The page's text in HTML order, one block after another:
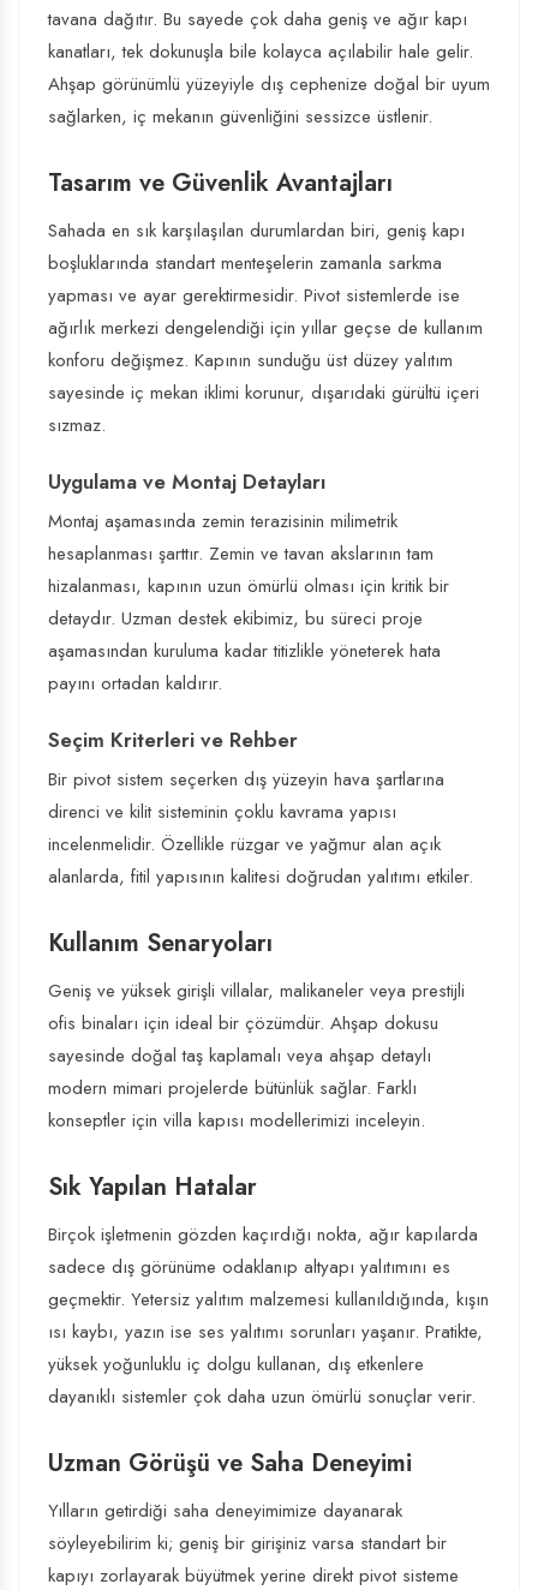
tavana dağıtır. Bu sayede çok daha geniş ve ağır kapı
kanatları, tek dokunuşla bile kolayca açılabilir hale gelir.
Ahşap görünümlü yüzeyiyle dış cephenize doğal bir uyum
sağlarken, iç mekanın güvenliğini sessizce üstlenir.
Tasarım ve Güvenlik Avantajları
Sahada en sık karşılaşılan durumlardan biri, geniş kapı
boşluklarında standart menteşelerin zamanla sarkma
yapması ve ayar gerektirmesidir. Pivot sistemlerde ise
ağırlık merkezi dengelendiği için yıllar geçse de kullanım
konforu değişmez. Kapının sunduğu üst düzey yalıtım
sayesinde iç mekan iklimi korunur, dışarıdaki gürültü içeri
sızmaz.
Uygulama ve Montaj Detayları
Montaj aşamasında zemin terazisinin milimetrik
hesaplanması şarttır. Zemin ve tavan akslarının tam
hizalanması, kapının uzun ömürlü olması için kritik bir
detaydır. Uzman destek ekibimiz, bu süreci proje
aşamasından kuruluma kadar titizlikle yöneterek hata
payını ortadan kaldırır.
Seçim Kriterleri ve Rehber
Bir pivot sistem seçerken dış yüzeyin hava şartlarına
direnci ve kilit sisteminin çoklu kavrama yapısı
incelenmelidir. Özellikle rüzgar ve yağmur alan açık
alanlarda, fitil yapısının kalitesi doğrudan yalıtımı etkiler.
Kullanım Senaryoları
Geniş ve yüksek girişli villalar, malikaneler veya prestijli
ofis binaları için ideal bir çözümdür. Ahşap dokusu
sayesinde doğal taş kaplamalı veya ahşap detaylı
modern mimari projelerde bütünlük sağlar. Farklı
konseptler için villa kapısı modellerimizi inceleyin.
Sık Yapılan Hatalar
Birçok işletmenin gözden kaçırdığı nokta, ağır kapılarda
sadece dış görünüme odaklanıp altyapı yalıtımını es
geçmektir. Yetersiz yalıtım malzemesi kullanıldığında, kışın
ısı kaybı, yazın ise ses yalıtımı sorunları yaşanır. Pratikte,
yüksek yoğunluklu iç dolgu kullanan, dış etkenlere
dayanıklı sistemler çok daha uzun ömürlü sonuçlar verir.
Uzman Görüşü ve Saha Deneyimi
Yılların getirdiği saha deneyimimize dayanarak
söyleyebilirim ki; geniş bir girişiniz varsa standart bir
kapıyı zorlayarak büyütmek yerine direkt pivot sisteme